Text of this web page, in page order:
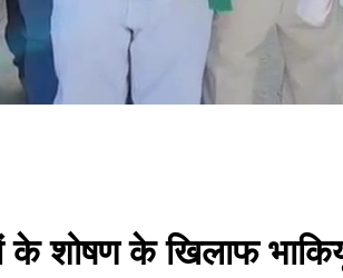
शोषण के खिलाफ भाकियू